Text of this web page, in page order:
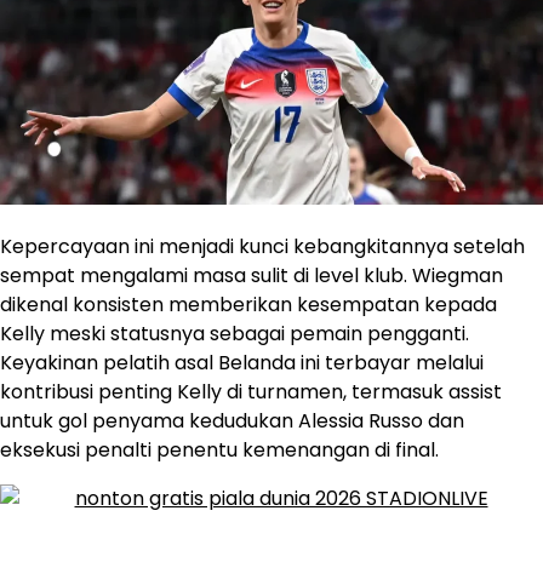
Kepercayaan ini menjadi kunci kebangkitannya setelah
sempat mengalami masa sulit di level klub. Wiegman
dikenal konsisten memberikan kesempatan kepada
Kelly meski statusnya sebagai pemain pengganti.
Keyakinan pelatih asal Belanda ini terbayar melalui
kontribusi penting Kelly di turnamen, termasuk assist
untuk gol penyama kedudukan Alessia Russo dan
eksekusi penalti penentu kemenangan di final.